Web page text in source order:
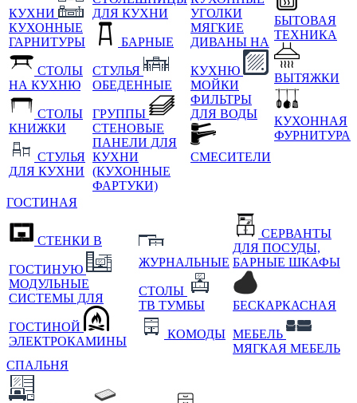
КУХНИ
КУХОННЫЕ
ГАРНИТУРЫ
СТОЛЫ
НА КУХНЮ
СТОЛЫ
КНИЖКИ
СТУЛЬЯ
ДЛЯ КУХНИ
ДЛЯ КУХНИ
БАРНЫЕ
СТУЛЬЯ
ОБЕДЕННЫЕ
ГРУППЫ
СТЕНОВЫЕ
ПАНЕЛИ ДЛЯ
КУХНИ
(КУХОННЫЕ
ФАРТУКИ)
УГОЛКИ
МЯГКИЕ
ДИВАНЫ НА
КУХНЮ
МОЙКИ
ФИЛЬТРЫ
ДЛЯ ВОДЫ
СМЕСИТЕЛИ
БЫТОВАЯ
ТЕХНИКА
ВЫТЯЖКИ
КУХОННАЯ
ФУРНИТУРА
ГОСТИНАЯ
СТЕНКИ В
ГОСТИНУЮ
МОДУЛЬНЫЕ
СИСТЕМЫ ДЛЯ
ГОСТИНОЙ
ЭЛЕКТРОКАМИНЫ
ЖУРНАЛЬНЫЕ
СТОЛЫ
ТВ ТУМБЫ
КОМОДЫ
СЕРВАНТЫ
ДЛЯ ПОСУДЫ,
БАРНЫЕ ШКАФЫ
БЕСКАРКАСНАЯ
МЕБЕЛЬ
МЯГКАЯ МЕБЕЛЬ
СПАЛЬНЯ